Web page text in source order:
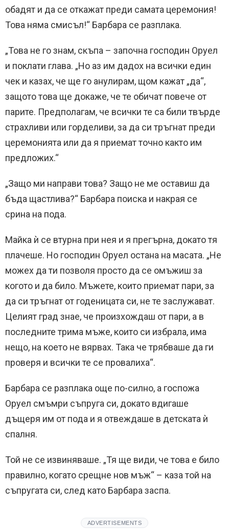
обадят и да се откажат преди самата церемония!
Това няма смисъл!“ Барбара се разплака.
„Това не го знам, скъпа – започна господин Оруел
и поклати глава. „Но аз им дадох на всички един
чек и казах, че ще го анулирам, щом кажат „да“,
защото това ще докаже, че те обичат повече от
парите. Предполагам, че всички те са били твърде
страхливи или горделиви, за да си тръгнат преди
церемонията или да я приемат точно както им
предложих.“
„Защо ми направи това? Защо не ме оставиш да
бъда щастлива?“ Барбара поиска и накрая се
срина на пода.
Майка ѝ се втурна при нея и я прегърна, докато тя
плачеше. Но господин Оруел остана на масата. „Не
можех да ти позволя просто да се омъжиш за
когото и да било. Мъжете, които приемат пари, за
да си тръгнат от годеницата си, не те заслужават.
Целият град знае, че произхождаш от пари, а в
последните трима мъже, които си избрала, има
нещо, на което не вярвах. Така че трябваше да ги
проверя и всички те се провалиха“.
Барбара се разплака още по-силно, а госпожа
Оруел смъмри съпруга си, докато вдигаше
дъщеря им от пода и я отвеждаше в детската ѝ
спалня.
Той не се извиняваше. „Тя ще види, че това е било
правилно, когато срещне нов мъж“ – каза той на
съпругата си, след като Барбара заспа.
ADVERTISEMENTS